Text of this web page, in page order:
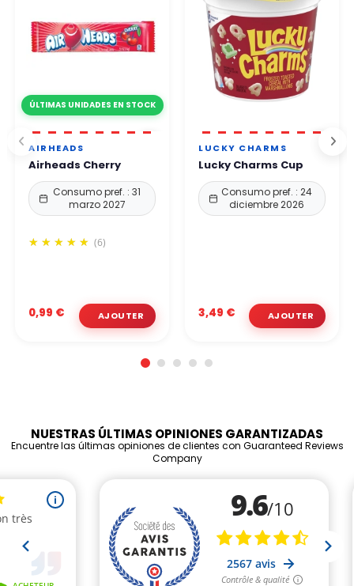
ÚLTIMAS UNIDADES EN STOCK
AIRHEADS
Airheads Cherry
Consumo pref. : 31
marzo 2027
(6)
0,99 €
LUCKY CHARMS
Lucky Charms Cup
Consumo pref. : 24
diciembre 2026
3,49 €
NUESTRAS ÚLTIMAS OPINIONES GARANTIZADAS
Encuentre las últimas opiniones de clientes con Guaranteed Reviews
Company